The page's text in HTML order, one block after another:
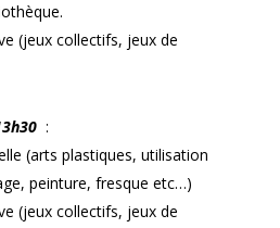
(jeux collectifs, jeux de
:
(arts plastiques, utilisation
peinture, fresque etc…)
(jeux collectifs, jeux de